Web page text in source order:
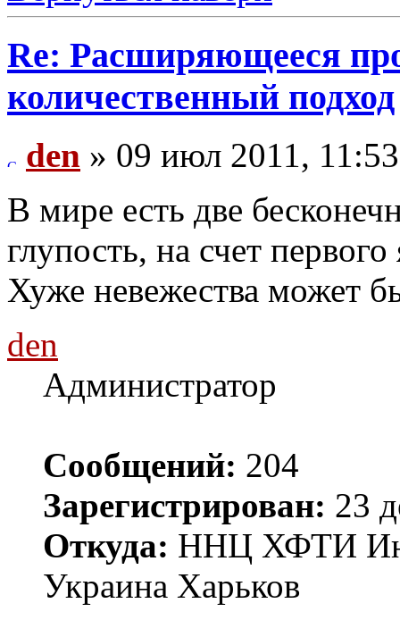
Re: Расширяющееся
количественный подход
den » 09 июл 2011, 11:53
В мире есть две
глупость, на счет
Хуже невежества может
den
Администратор
Сообщений: 204
Зарегистрирован: 23
Откуда: ННЦ ХФТИ
Украина Харьков